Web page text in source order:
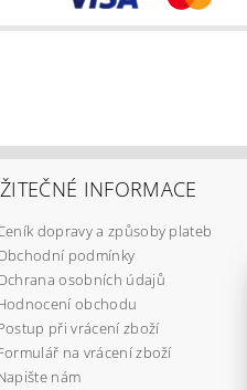
INFORMACE
dopravy a způsoby plateb
podmínky
osobních údajů
obchodu
při vrácení zboží
na vrácení zboží
nám